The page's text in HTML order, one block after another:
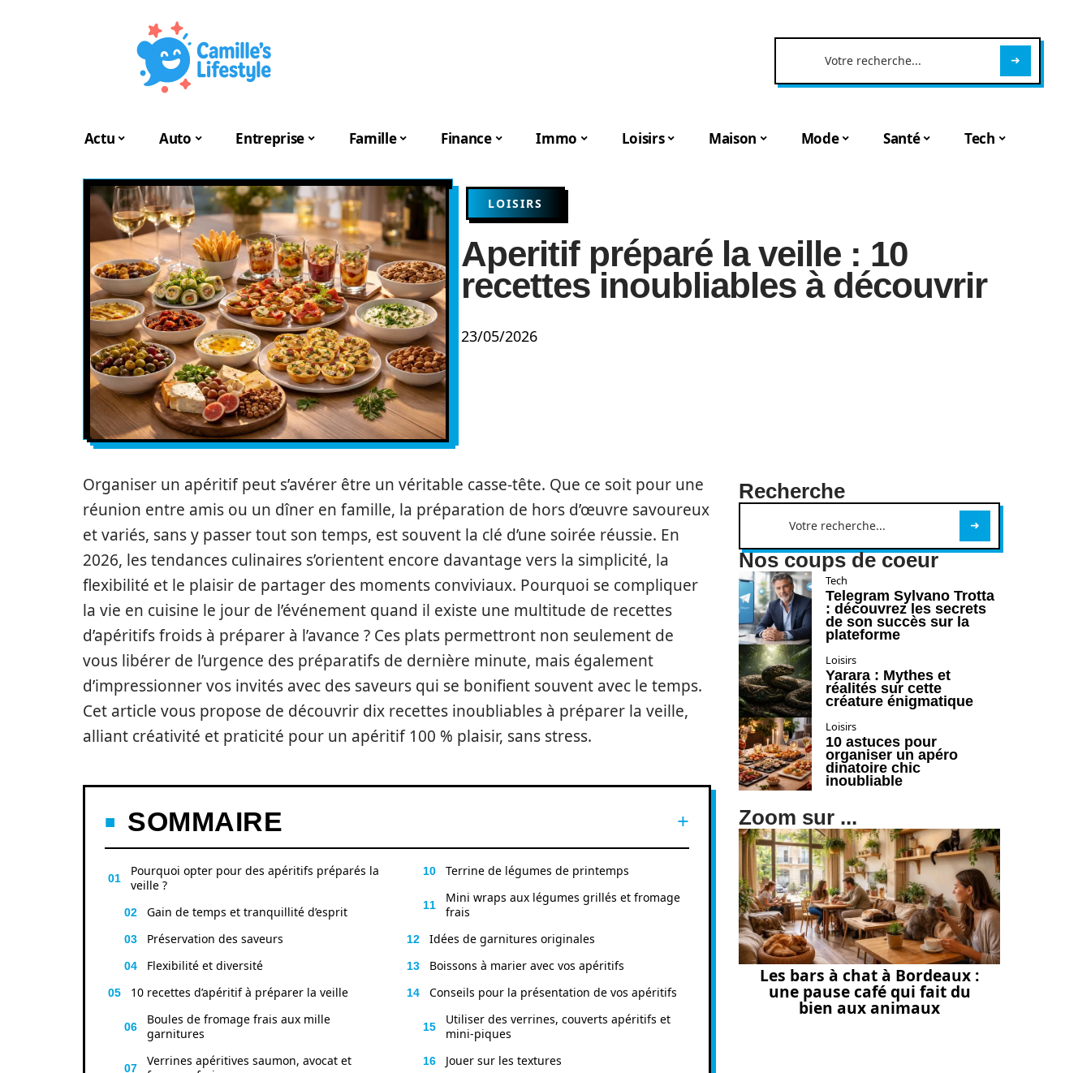
Actu Auto Entreprise Famille Finance Immo Loisirs Maison Mode Santé Tech
LOISIRS
Aperitif préparé la veille : 10
recettes inoubliables à découvrir
23/05/2026
Organiser un apéritif peut s’avérer être un véritable casse-tête. Que ce soit pour une
réunion entre amis ou un dîner en famille, la préparation de hors d’œuvre savoureux
et variés, sans y passer tout son temps, est souvent la clé d’une soirée réussie. En
2026, les tendances culinaires s’orientent encore davantage vers la simplicité, la
flexibilité et le plaisir de partager des moments conviviaux. Pourquoi se compliquer
la vie en cuisine le jour de l’événement quand il existe une multitude de recettes
d’apéritifs froids à préparer à l’avance ? Ces plats permettront non seulement de
vous libérer de l’urgence des préparatifs de dernière minute, mais également
d’impressionner vos invités avec des saveurs qui se bonifient souvent avec le temps.
Cet article vous propose de découvrir dix recettes inoubliables à préparer la veille,
alliant créativité et praticité pour un apéritif 100 % plaisir, sans stress.
SOMMAIRE
Pourquoi opter pour des apéritifs préparés la
veille ?
Gain de temps et tranquillité d’esprit
Préservation des saveurs
Flexibilité et diversité
10 recettes d’apéritif à préparer la veille
Boules de fromage frais aux mille
garnitures
Verrines apéritives saumon, avocat et
Terrine de légumes de printemps
Mini wraps aux légumes grillés et fromage
frais
Idées de garnitures originales
Boissons à marier avec vos apéritifs
Conseils pour la présentation de vos apéritifs
Utiliser des verrines, couverts apéritifs et
mini-piques
Jouer sur les textures
Recherche
Nos coups de coeur
Tech
Telegram Sylvano Trotta
: découvrez les secrets
de son succès sur la
plateforme
Loisirs
Yarara : Mythes et
réalités sur cette
créature énigmatique
Loisirs
10 astuces pour
organiser un apéro
dinatoire chic
inoubliable
Zoom sur ...
Les bars à chat à Bordeaux :
une pause café qui fait du
bien aux animaux